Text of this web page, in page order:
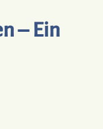
– Ein